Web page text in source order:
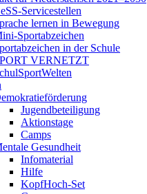
Servicestellen
lernen in Bewegung
Sportabzeichen
in der Schule
VERNETZT
Jugendbeteiligung
Aktionstage
Camps
Gesundheit
Infomaterial
Hilfe
KopfHoch-Set